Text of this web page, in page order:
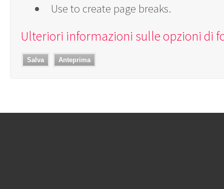
Use to create page breaks.
Ulteriori informazioni sulle opzioni di